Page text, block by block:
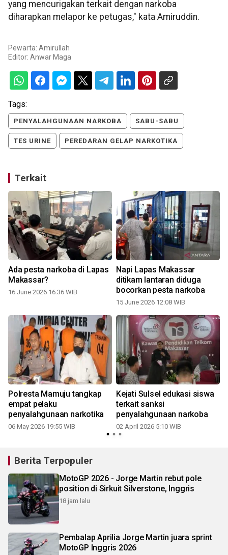
yang mencurigakan terkait dengan narkoba
diharapkan melapor ke petugas," kata Amiruddin.
Pewarta: Amirullah
Editor: Anwar Maga
Tags:
PENYALAHGUNAAN NARKOBA SABU-SABU
TES URINE PEREDARAN GELAP NARKOTIKA
Terkait
Ada pesta narkoba di Lapas
Makassar?
16 June 2026 16:36 WIB
Napi Lapas Makassar
ditikam lantaran diduga
bocorkan pesta narkoba
15 June 2026 12:08 WIB
Polresta Mamuju tangkap
empat pelaku
penyalahgunaan narkotika
06 May 2026 19:55 WIB
Kejati Sulsel edukasi siswa
terkait sanksi
penyalahgunaan narkoba
02 April 2026 5:10 WIB
Berita Terpopuler
MotoGP 2026 - Jorge Martin rebut pole
position di Sirkuit Silverstone, Inggris
18 jam lalu
Pembalap Aprilia Jorge Martin juara sprint
MotoGP Inggris 2026